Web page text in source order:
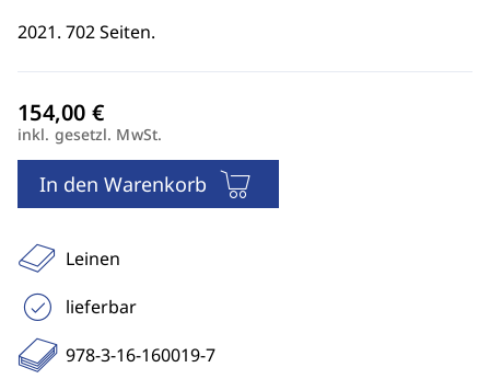
2021. 702 Seiten.
inkl. gesetzl. MwSt.
In den Warenkorb
Leinen
lieferbar
978-3-16-160019-7